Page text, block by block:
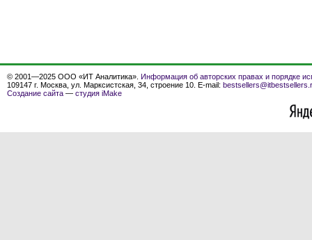
© 2001—2025 ООО «ИТ Аналитика». Информация об авторских правах и порядке
109147 г. Москва, ул. Марксистская, 34, строение 10. E-mail:
Создание сайта — студия iMake